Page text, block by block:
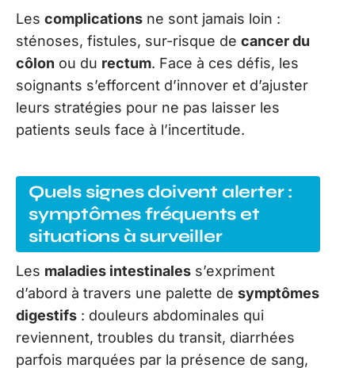
Les complications ne sont jamais loin :
sténoses, fistules, sur-risque de cancer du
côlon ou du rectum. Face à ces défis, les
soignants s’efforcent d’innover et d’ajuster
leurs stratégies pour ne pas laisser les
patients seuls face à l’incertitude.
Quels signes doivent alerter :
symptômes fréquents et
situations à surveiller
Les maladies intestinales s’expriment
d’abord à travers une palette de symptômes
digestifs : douleurs abdominales qui
reviennent, troubles du transit, diarrhées
parfois marquées par la présence de sang,